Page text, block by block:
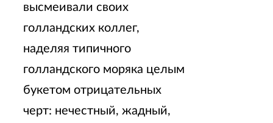
высмеивали своих
голландских коллег,
наделяя типичного
голландского моряка целым
букетом отрицательных
черт: нечестный, жадный,